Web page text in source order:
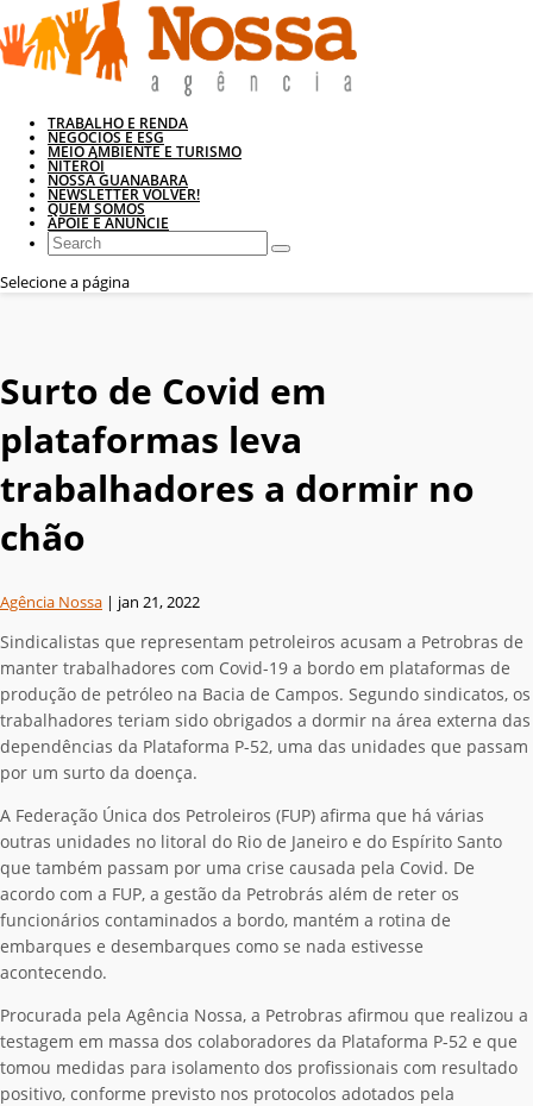
TRABALHO E RENDA
NEGÓCIOS E ESG
MEIO AMBIENTE E TURISMO
NITERÓI
NOSSA GUANABARA
NEWSLETTER VOLVER!
QUEM SOMOS
APOIE E ANUNCIE
Selecione a página
Surto de Covid em
plataformas leva
trabalhadores a dormir no
chão
Agência Nossa | jan 21, 2022
Sindicalistas que representam petroleiros acusam a Petrobras de
manter trabalhadores com Covid-19 a bordo em plataformas de
produção de petróleo na Bacia de Campos. Segundo sindicatos, os
trabalhadores teriam sido obrigados a dormir na área externa das
dependências da Plataforma P-52, uma das unidades que passam
por um surto da doença.
A Federação Única dos Petroleiros (FUP) afirma que há várias
outras unidades no litoral do Rio de Janeiro e do Espírito Santo
que também passam por uma crise causada pela Covid. De
acordo com a FUP, a gestão da Petrobrás além de reter os
funcionários contaminados a bordo, mantém a rotina de
embarques e desembarques como se nada estivesse
acontecendo.
Procurada pela Agência Nossa, a Petrobras afirmou que realizou a
testagem em massa dos colaboradores da Plataforma P-52 e que
tomou medidas para isolamento dos profissionais com resultado
positivo, conforme previsto nos protocolos adotados pela